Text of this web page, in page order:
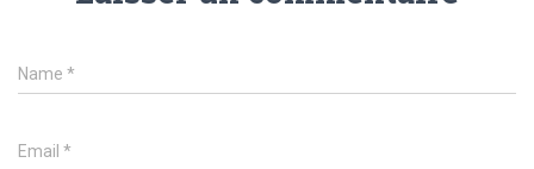
Name *
Email *